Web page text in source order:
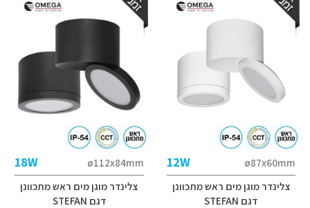
ø87x60mm
12W
צלינדר מוגן מים ראש מתכוונן
דגם STEFAN
ø112x84mm
18W
צלינדר מוגן מים ראש מתכוונן
דגם STEFAN